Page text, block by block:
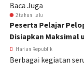
Baca Juga
2 tahun lalu
Peserta Pelajar
Disiapkan Maksimal
Harian Republik
Berbagai kegiatan